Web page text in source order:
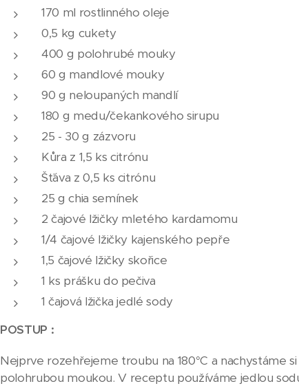
170 ml rostlinného oleje
0,5 kg cukety
400 g polohrubé mouky
60 g mandlové mouky
90 g neloupaných mandlí
180 g medu/čekankového sirupu
25 - 30 g zázvoru
Kůra z 1,5 ks citrónu
Šťáva z 0,5 ks citrónu
25 g chia semínek
2 čajové lžičky mletého kardamomu
1/4 čajové lžičky kajenského pepře
1,5 čajové lžičky skořice
1 ks prášku do pečiva
1 čajová lžička jedlé sody
POSTUP :
Nejprve rozehřejeme troubu na 180°C a nachystáme
polohrubou moukou. V receptu používáme jedlou